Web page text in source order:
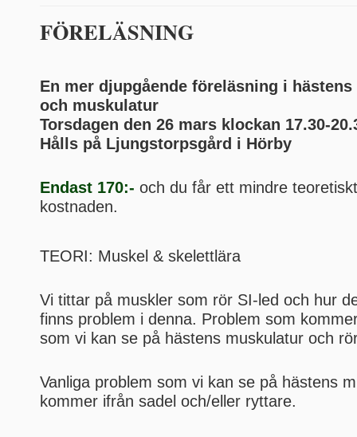
FÖRELÄSNING
En mer djupgående föreläsning i
och muskulatur
Torsdagen den 26 mars klockan 17.30-
Hålls på Ljungstorpsgård i Hörby
Endast 170:- och du får ett mindre
kostnaden.
TEORI: Muskel & skelettlära
Vi tittar på muskler som rör SI-led och hur
finns problem i denna. Problem som
som vi kan se på hästens muskulatur och
Vanliga problem som vi kan se på hästens
kommer ifrån sadel och/eller ryttare.